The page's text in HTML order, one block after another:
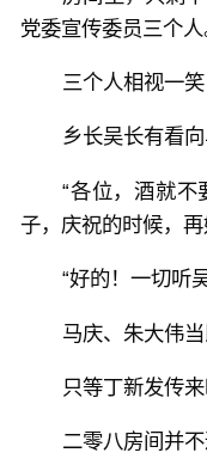
党委宣传委员三个人
三个人相视一
乡长吴长有看
“各位，酒就
子，庆祝的时候，
“好的！一切听
马庆、朱大伟
只等丁新发传
二零八房间并不